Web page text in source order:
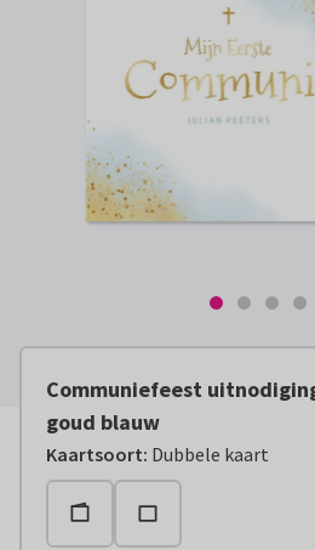
Communiefeest
goud blauw
Kaartsoort: Dubbele kaart